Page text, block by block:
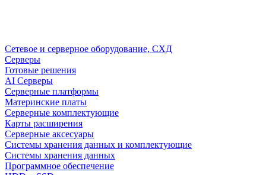
Сетевое и серверное оборудование, СХД
Cерверы
Готовые решения
AI Серверы
Серверные платформы
Материнские платы
Серверные комплектующие
Карты расширения
Серверные аксесуары
Системы хранения данных и комплектующие
Системы хранения данных
Программное обеспечение